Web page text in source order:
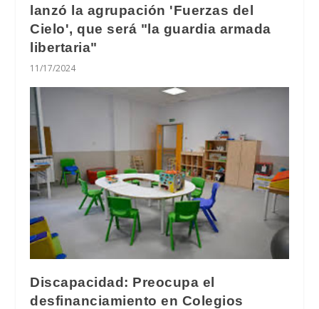
lanzó la agrupación 'Fuerzas del
Cielo', que será "la guardia armada
libertaria"
11/17/2024
Discapacidad: Preocupa el
desfinanciamiento en Colegios